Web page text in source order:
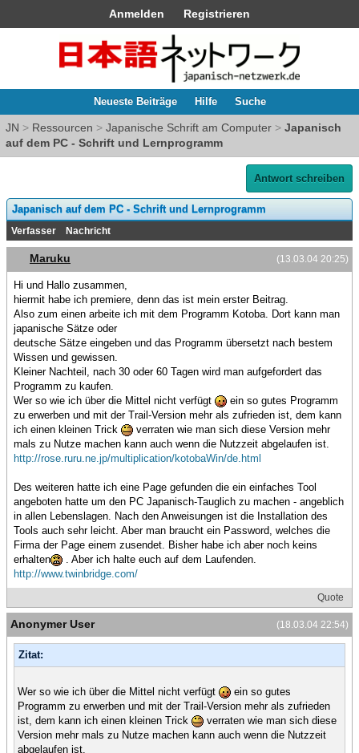
Anmelden Registrieren
Neueste Beiträge Hilfe Suche
JN > Ressourcen > Japanische Schrift am Computer > Japanisch
auf dem PC - Schrift und Lernprogramm
Antwort schreiben
Japanisch auf dem PC - Schrift und Lernprogramm
Verfasser Nachricht
(13.03.04 20:25)
Maruku
Hi und Hallo zusammen,
hiermit habe ich premiere, denn das ist mein erster Beitrag.
Also zum einen arbeite ich mit dem Programm Kotoba. Dort kann man
japanische Sätze oder
deutsche Sätze eingeben und das Programm übersetzt nach bestem
Wissen und gewissen.
Kleiner Nachteil, nach 30 oder 60 Tagen wird man aufgefordert das
Programm zu kaufen.
Wer so wie ich über die Mittel nicht verfügt
ein so gutes Programm
zu erwerben und mit der Trail-Version mehr als zufrieden ist, dem kann
ich einen kleinen Trick
verraten wie man sich diese Version mehr
mals zu Nutze machen kann auch wenn die Nutzzeit abgelaufen ist.
http://rose.ruru.ne.jp/multiplication/kotobaWin/de.html
Des weiteren hatte ich eine Page gefunden die ein einfaches Tool
angeboten hatte um den PC Japanisch-Tauglich zu machen - angeblich
in allen Lebenslagen. Nach den Anweisungen ist die Installation des
Tools auch sehr leicht. Aber man braucht ein Password, welches die
Firma der Page einem zusendet. Bisher habe ich aber noch keins
erhalten
. Aber ich halte euch auf dem Laufenden.
http://www.twinbridge.com/
Quote
(18.03.04 22:54)
Anonymer User
Zitat:
Wer so wie ich über die Mittel nicht verfügt
ein so gutes
Programm zu erwerben und mit der Trail-Version mehr als zufrieden
ist, dem kann ich einen kleinen Trick
verraten wie man sich diese
Version mehr mals zu Nutze machen kann auch wenn die Nutzzeit
abgelaufen ist.